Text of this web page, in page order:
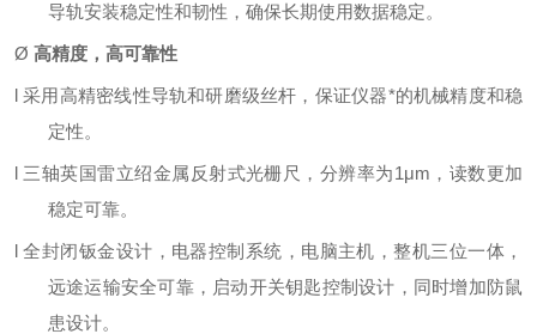
导轨安装稳定性和韧性，确保长期使用数据稳定。
Ø 高精度，高可靠性
l采用高精密线性导轨和研磨级丝杆，保证仪器*的机械精度和稳
定性。
l 三轴英国雷立绍金属反射式光栅尺，分辨率为1μm，读数更加
稳定可靠。
l全封闭钣金设计，电器控制系统，电脑主机，整机三位一体，
远途运输安全可靠，启动开关钥匙控制设计，同时增加防鼠
患设计。